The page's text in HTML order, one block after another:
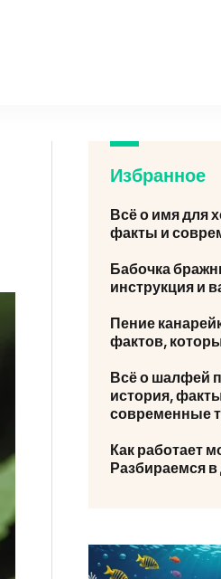
Избранное
Всё о имя для
факты и
Бабочка
инструкция и
Пение
фактов,
Всё о шалфей
история,
современные
Как работает
Разбираемся в